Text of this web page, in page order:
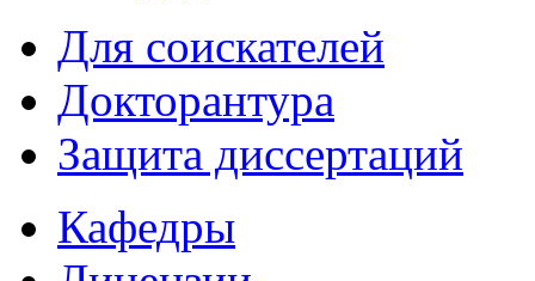
Для соискателей
Докторантура
Защита диссертаций
Кафедры